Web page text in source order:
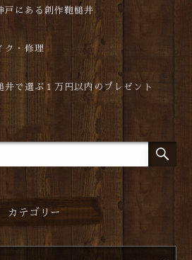
戸にある創作鞄槌井
ク・修理
井で選ぶ１万円以内のプレゼント
カテゴリー